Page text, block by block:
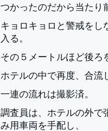
つかったのだから当たり
キョロキョロと警戒をし
入る。
その５メートルほど後ろ
ホテルの中で再度、合流
一連の流れは撮影済。
調査員は、ホテルの外で
み用車両を手配し、